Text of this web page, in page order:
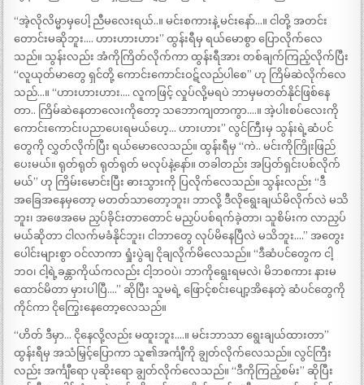
“အဲ့လိုလိမ္မာမှပေါ့ ညီမလေးရယ်..။ မင်းစကားနဲ့ မင်းနော်…။ ငါတို့ အတင်း
တောင်းမဆိုဘူး…. ဟားဟားဟား” ထွန်းရီမှ ရယ်မောစွာ ပြောလိုက်လေ
သည်။ သွန်းလည်း အံကိုကြိတ်လိုက်ကာ ထွန်းရီအား တစ်ချက်ကြည့်လိုက်ပြီး
“လူယုတ်မာတွေ ရှင်တို့ ကောင်းကောင်းဝဋ်လည်ပါစေ” ဟု ကြိမ်ဆဲလိုက်လေ
သည်…။ “ဟားဟားဟား…. လူကဖြင့် လှုပ်လို့မရပဲ ဘာမှမတတ်နိုင်ဖြစ်နေ
တာ.. ကြိမ်ဆဲနေတာလေးကိုတော့ သဘောကျတာကွာ….။ အဲ့ပါးစပ်လေးကို
ကောင်းကောင်းပညာပေးရမယ်ဟေ့… ဟားဟား” လွင်ကြီးမှ သွန်းရဲ့ဆံပင်
တွေကို လွှတ်လိုက်ပြီး ရယ်မောလေသည်။ ထွန်းရီမှ “ကဲ.. မင်းကိုကြိုးဖြည်
ပေးမယ်။ ရုတ်ရုတ် ရုတ်ရုတ် မလုပ်နဲ့နော်။ တခါတည်း အပြတ်ရှင်းပစ်လိုက်
မယ်” ဟု ကြိမ်း‌မောင်းပြီး ဓားသွားကို ပြလိုက်လေသည်။ သွန်းလည်း “ဒီ
အခြေအနေမှတော့ မတတ်သာတော့ဘူး၊ ဘာလို့ ဒီလိုရွေးချယ်မိလိုက်လဲ မသိ
ဘူး၊ အဖေအမေ ညှပ်ခိုင်းတာတောင် မညှပ်ပစ်ရက်ခဲ့တာ၊ သူစိမ်းက လာညှပ်
မယ်ဆိုတာ ငါလက်မခံနိုင်ဘူး၊ ငါဘာတွေ လုပ်မိနေပြီလဲ မသိဘူး….” အတွေး
ပေါင်းများစွာ ဝင်လာကာ ရှုံးပွဲချ ငိုချလိုက်မိလေသည်။ “ဒီဆံပင်တွေက ငါ့
ဘဝ၊ ငါ့ရဲ့ခန္တာကိုယ်ကလည်း ငါ့ဘဝပဲ၊ ဘာကိုရွေးရမလဲ၊ မိဘစကား နားမ
ထောင်မိတာ မှားပါပြီ….” ဆိုပြီး သူမရဲ့ ဖြောင့်စင်းပျော့အိနေတဲ့ ဆံပင်တွေကို
ကိုင်ကာ ငိုကြွေးနေတော့လေသည်။
“ဟိတ် ဒီမှာ… ငိုနေလို့လည်း မထူးဘူး….။ မင်းဘာသာ ရွေးချယ်ထားတာ”
ထွန်းရီမှ အသံမြှင့်ပြောကာ သူ၏အင်္ကျီကို ချွတ်လိုက်လေသည်။ လွင်ကြီး
လည်း အင်္ကျီရော ပုဆိုးရော ချွတ်လိုက်လေသည်။ “ဒီကိုကြည့်စမ်း” ဆိုပြီး